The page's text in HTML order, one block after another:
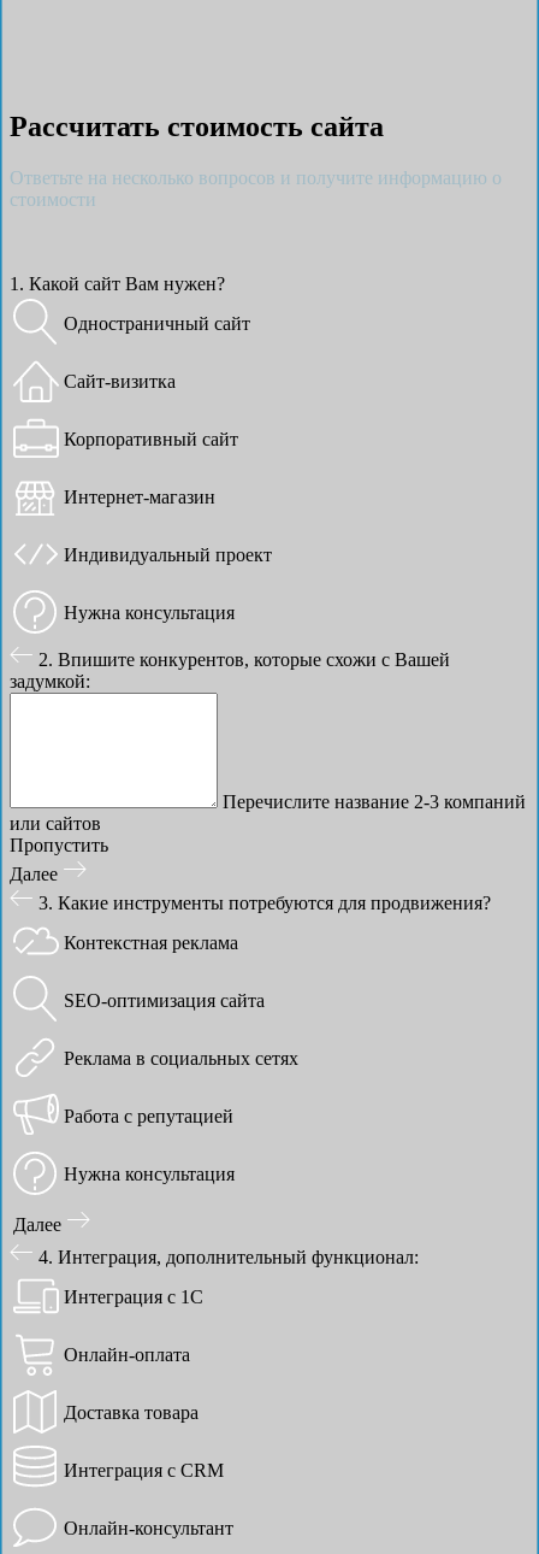
Рассчитать стоимость сайта
Ответьте на несколько вопросов и получите информацию о
стоимости
1. Какой сайт Вам нужен?
Одностраничный сайт
Сайт-визитка
Корпоративный сайт
Интернет-магазин
Индивидуальный проект
Нужна консультация
2. Впишите конкурентов, которые схожи с Вашей
задумкой:
Перечислите название 2-3 компаний
или сайтов
Пропустить
Далее
3. Какие инструменты потребуются для продвижения?
Контекстная реклама
SEO-оптимизация сайта
Реклама в социальных сетях
Работа с репутацией
Нужна консультация
Далее
4. Интеграция, дополнительный функционал:
Интеграция с 1С
Онлайн-оплата
Доставка товара
Интеграция с CRM
Онлайн-консультант